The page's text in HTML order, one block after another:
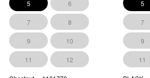
5
6
7 8
9 10
11 12
5
7
9
11